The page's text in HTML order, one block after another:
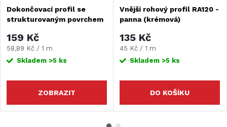
Dokončovací­ profil se
strukturovaným povrchem
159 Kč
Měrná
cena:
58,89 Kč / 1 m
Skladem >5 ks
ZOBRAZIT
Vnější rohový profil RA120 -
panna (krémová)
135 Kč
Měrná
cena:
45 Kč / 1 m
Skladem >5 ks
DO KOŠÍKU